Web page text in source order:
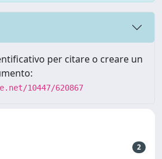
per citare o creare un
10447/620867
2